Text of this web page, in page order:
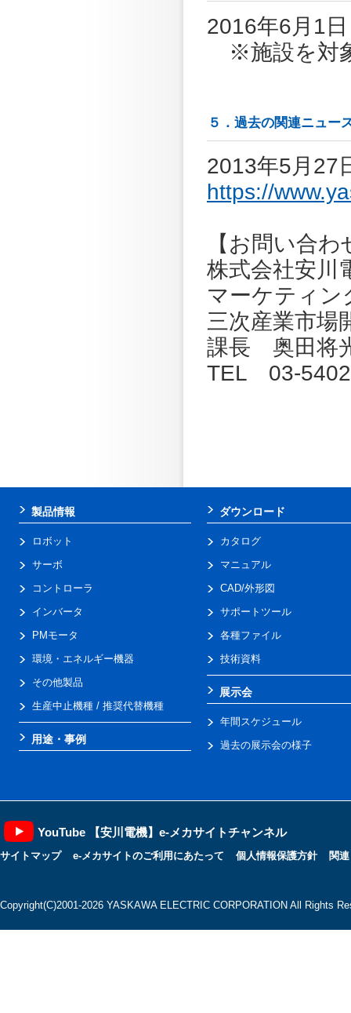
2016年6月1
※施設を対
５．過去の関連ニュー
2013年5月27
https://
【お問い合わ
株式会社安川
マーケティ
三次産業市
課長 奥田将
TEL 03-
製品情報
ロボット
サーボ
コントローラ
インバータ
PMモータ
環境・エネルギー機器
その他製品
生産中止機種 / 推奨代替機種
用途・事例
ダウンロード
カタログ
マニュアル
CAD/外形図
サポートツール
各種ファイル
技術資料
展示会
年間スケジュール
過去の展示会の様子
YouTube 【安川電機】e-メカサイトチャンネル
サイトマップ e-メカサイトのご利用にあたって 個人情報保護方針 関
Copyright(C)2001‐2026 YASKAWA ELECTRIC CORPORATION All Rights